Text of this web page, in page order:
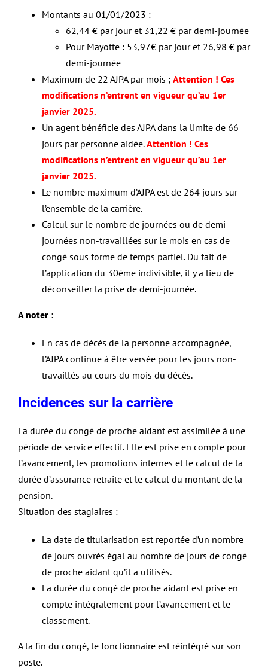
Montants au 01/01/2023 :
62,44 € par jour et 31,22 € par demi-journée
Pour Mayotte : 53,97€ par jour et 26,98 € par
demi-journée
Maximum de 22 AJPA par mois ; Attention ! Ces
modifications n’entrent en vigueur qu’au 1er
janvier 2025.
Un agent bénéficie des AJPA dans la limite de 66
jours par personne aidée.Attention ! Ces
modifications n’entrent en vigueur qu’au 1er
janvier 2025.
Le nombre maximum d’AJPA est de 264 jours sur
l’ensemble de la carrière.
Calcul sur le nombre de journées ou de demi-
journées non-travaillées sur le mois en cas de
congé sous forme de temps partiel. Du fait de
l’application du 30ème indivisible, il y a lieu de
déconseiller la prise de demi-journée.
A noter :
En cas de décès de la personne accompagnée,
l’AJPA continue à être versée pour les jours non-
travaillés au cours du mois du décès.
Incidences sur la carrière
La durée du congé de proche aidant est assimilée à une
période de service effectif. Elle est prise en compte pour
l’avancement, les promotions internes et le calcul de la
durée d’assurance retraite et le calcul du montant de la
pension.
Situation des stagiaires :
La date de titularisation est reportée d’un nombre
de jours ouvrés égal au nombre de jours de congé
de proche aidant qu’il a utilisés.
La durée du congé de proche aidant est prise en
compte intégralement pour l’avancement et le
classement.
A la fin du congé, le fonctionnaire est réintégré sur son
poste.